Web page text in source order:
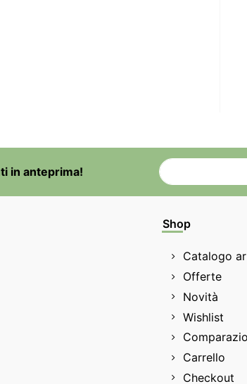
in anteprima!
Shop
Catalogo
Offerte
Novità
Wishlist
Carrello
Checkout